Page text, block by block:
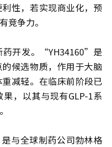
性，若实现商业化，预
竞争力。
药开发。“YH34160”是
候选物质，作用于大脑
减轻。在临床前阶段已
，以其与现有GLP-1系
与全球制药公司勃林格